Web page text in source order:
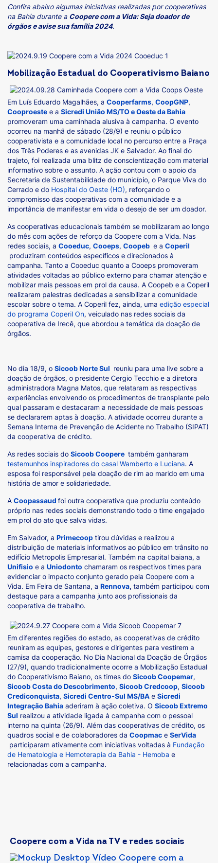
Confira abaixo algumas iniciativas realizadas por cooperativas
na Bahia durante a Coopere com a Vida: Seja doador de
órgãos e avise sua família 2024.
Mobilização Estadual do Cooperativismo Baiano
Em Luís Eduardo Magalhães, a Cooperfarms, CoopGNP,
Cooproeste e a Sicredi União MS/TO e Oeste da Bahia
promoveram uma caminhada alusiva à campanha. O evento
ocorreu na manhã de sábado (28/9) e reuniu o público
cooperativista e a comunidade local no percurso entre a Praça
dos Três Poderes e as avenidas JK e Salvador. Ao final do
trajeto, foi realizada uma blitz de conscientização com material
informativo sobre o assunto. A ação contou com o apoio da
Secretaria de Sustentabilidade do município, o Parque Viva do
Cerrado e do Hospital do Oeste (HO), reforçando o
compromisso das cooperativas com a comunidade e a
importância de manifestar em vida o desejo de ser um doador.
As cooperativas educacionais também se mobilizaram ao longo
do mês com ações de reforço da Coopere com a Vida. Nas
redes sociais, a Cooeduc, Cooeps, Coopeb e a Coperil
produziram conteúdos específicos e direcionados à
campanha. Tanto a Cooeduc quanto a Cooeps promoveram
atividades voltadas ao público externo para chamar atenção e
mobilizar mais pessoas em prol da causa. A Coopeb e a Coperil
realizaram palestras dedicadas a sensibilizar a comunidade
escolar sobre o tema. A Coperil fez, ainda, uma edição especial
do programa Coperil On, veiculado nas redes sociais da
cooperativa de Irecê, que abordou a temática da doação de
órgãos.
No dia 18/9, o Sicoob Norte Sul reuniu para uma live sobre a
doação de órgãos, o presidente Cergio Tecchio e a diretora
administradora Magna Matos, que relataram as respectivas
experiências envolvendo os procedimentos de transplante pelo
qual passaram e destacaram a necessidade de mais pessoas
se declararem aptas à doação. A atividade ocorreu durante a
Semana Interna de Prevenção de Acidente no Trabalho (SIPAT)
da cooperativa de crédito.
As redes sociais do Sicoob Coopere também ganharam
testemunhos inspiradores do casal Wamberto e Luciana. A
esposa foi responsável pela doação de rim ao marido em uma
história de amor e solidariedade.
A Coopassaud foi outra cooperativa que produziu conteúdo
próprio nas redes sociais demonstrando todo o time engajado
em prol do ato que salva vidas.
Em Salvador, a Primecoop tirou dúvidas e realizou a
distribuição de materiais informativos ao público em trânsito no
edifício Metropolis Empresarial. Também na capital baiana, a
Unifisio e a Uniodonto chamaram os respectivos times para
evidenciar o impacto conjunto gerado pela Coopere com a
Vida. Em Feira de Santana, a Rennova, também participou com
destaque para a campanha junto aos profissionais da
cooperativa de trabalho.
Em diferentes regiões do estado, as cooperativas de crédito
reuniram as equipes, gestores e dirigentes para vestirem a
camisa da cooperação. No Dia Nacional da Doação de Órgãos
(27/9), quando tradicionalmente ocorre a Mobilização Estadual
do Cooperativismo Baiano, os times do Sicoob Coopemar,
Sicoob Costa do Descobrimento, Sicoob Credcoop, Sicoob
Crediconquista, Sicredi Centro-Sul MS/BA e Sicredi
Integração Bahia aderiram à ação coletiva. O Sicoob Extremo
Sul realizou a atividade ligada à campanha com o pessoal
interno na quinta (26/9). Além das cooperativas de crédito, os
quadros social e de colaboradores da Coopmac e SerVida
participaram ativamente com iniciativas voltadas à Fundação
de Hematologia e Hemoterapia da Bahia - Hemoba e
relacionadas com a campanha.
Coopere com a Vida na TV e redes sociais